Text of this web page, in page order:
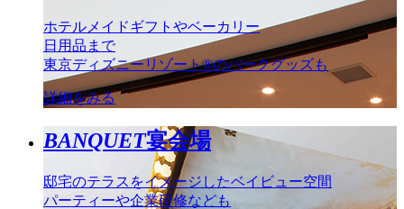
ホテルメイドギフトやベーカリー
日用品まで
東京ディズニーリゾート®のパークグッズも
詳細をみる
BANQUET宴会場
邸宅のテラスをイメージしたベイビュー空間
パーティーや企業研修なども